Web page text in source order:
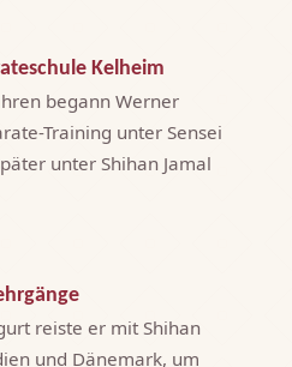
Kelheim
begann Werner
Training unter Sensei
unter Shihan Jamal
reiste er mit Shihan
und Dänemark, um